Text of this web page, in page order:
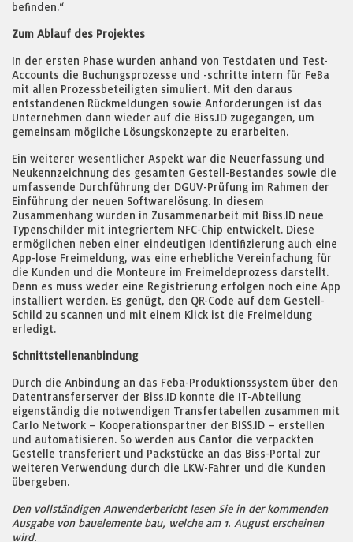
befinden.“
Zum Ablauf des Projektes
In der ersten Phase wurden anhand von Testdaten und Test-
Accounts die Buchungsprozesse und -schritte intern für FeBa
mit allen Prozessbeteiligten simuliert. Mit den daraus
entstandenen Rückmeldungen sowie Anforderungen ist das
Unternehmen dann wieder auf die Biss.ID zugegangen, um
gemeinsam mögliche Lösungskonzepte zu erarbeiten.
Ein weiterer wesentlicher Aspekt war die Neuerfassung und
Neukennzeichnung des gesamten Gestell-Bestandes sowie die
umfassende Durchführung der DGUV-Prüfung im Rahmen der
Einführung der neuen Softwarelösung. In diesem
Zusammenhang wurden in Zusammenarbeit mit Biss.ID neue
Typenschilder mit integriertem NFC-Chip entwickelt. Diese
ermöglichen neben einer eindeutigen Identifizierung auch eine
App-lose Freimeldung, was eine erhebliche Vereinfachung für
die Kunden und die Monteure im Freimeldeprozess darstellt.
Denn es muss weder eine Registrierung erfolgen noch eine App
installiert werden. Es genügt, den QR-Code auf dem Gestell-
Schild zu scannen und mit einem Klick ist die Freimeldung
erledigt.
Schnittstellenanbindung
Durch die Anbindung an das Feba-Produktionssystem über den
Datentransferserver der Biss.ID konnte die IT-Abteilung
eigenständig die notwendigen Transfertabellen zusammen mit
Carlo Network – Kooperationspartner der BISS.ID – erstellen
und automatisieren. So werden aus Cantor die verpackten
Gestelle transferiert und Packstücke an das Biss-Portal zur
weiteren Verwendung durch die LKW-Fahrer und die Kunden
übergeben.
Den vollständigen Anwenderbericht lesen Sie in der kommenden
Ausgabe von bauelemente bau, welche am 1. August erscheinen
wird.